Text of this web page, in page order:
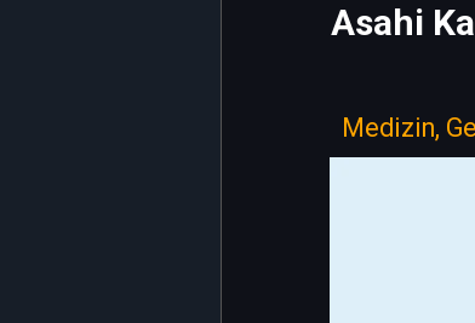
Asahi
Medizin,